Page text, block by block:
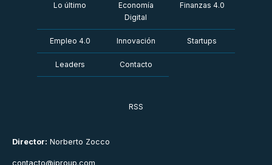
Director: Norberto Zocco
contacto@iproup.com
Lo último
Economía
Digital
Finanzas 4.0
Empleo 4.0 Innovación Startups
Leaders Contacto
RSS